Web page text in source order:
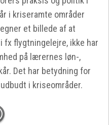
i kriseramte områder
et billede af at
fx flygtningelejre, ikke har
på lærernes løn-,
Det har betydning for
i kriseområder.